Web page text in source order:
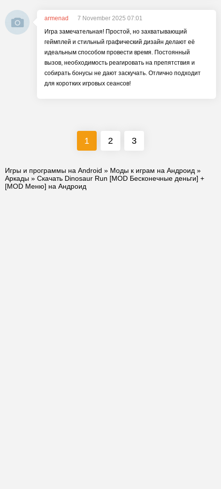
armenad
7 November 2025 07:01
Игра замечательная! Простой, но захватывающий
геймплей и стильный графический дизайн делают её
идеальным способом провести время. Постоянный
вызов, необходимость реагировать на препятствия и
собирать бонусы не дают заскучать. Отлично подходит
для коротких игровых сеансов!
1 2 3
Игры и программы на Android » Моды к играм на Андроид »
Аркады » Скачать Dinosaur Run [MOD Бесконечные деньги] +
[MOD Меню] на Андроид